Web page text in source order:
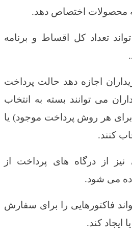
به محصولات اختصاص دهد.
تعداد کل اقساط و برنامه
اجازه دهد حالت پرداخت
می توانند بسته به انتخاب
هر روش پرداخت موجود) یا
کنند.
از درگاه های پرداخت از
می شود.
فاکتورهایی را برای سفارش
کند.